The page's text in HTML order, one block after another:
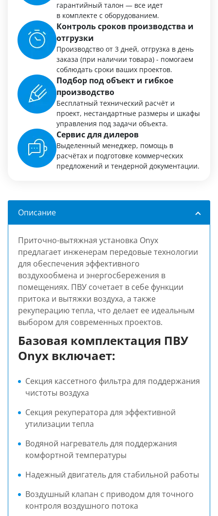
гарантийный талон — все идет
в комплекте с оборудованием.
Контроль сроков производства и
отгрузки
Производство от 3 дней, отгрузка в день
заказа (при наличии товара) - помогаем
соблюдать сроки ваших проектов.
Подбор под объект и гибкое
производство
Бесплатный технический расчёт и
проект, нестандартные размеры и шкафы
управления под задачи объекта.
Сервис для дилеров
Выделенный менеджер, помощь в
расчётах и подготовке коммерческих
предложений и тендерной документации.
Описание
Приточно-вытяжная установка Onyx
предлагает инженерам передовые технологии
для обеспечения эффективного
воздухообмена и энергосбережения в
помещениях. ПВУ сочетает в себе функции
притока и вытяжки воздуха, а также
рекуперацию тепла, что делает ее идеальным
выбором для современных проектов.
Базовая комплектация ПВУ
Onyx включает:
Секция кассетного фильтра для поддержания
чистоты воздуха
Секция рекуператора для эффективной
утилизации тепла
Водяной нагреватель для поддержания
комфортной температуры
Надежный двигатель для стабильной работы
Воздушный клапан с приводом для точного
контроля воздушного потока